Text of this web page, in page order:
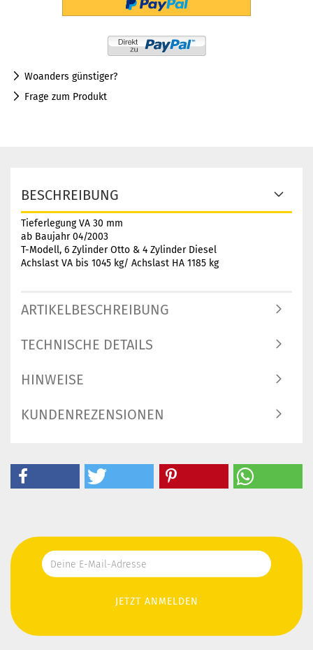
Woanders günstiger?
Frage zum Produkt
BESCHREIBUNG
Tieferlegung VA 30 mm
ab Baujahr 04/2003
T-Modell, 6 Zylinder Otto & 4 Zylinder Diesel
Achslast VA bis 1045 kg/ Achslast HA 1185 kg
ARTIKELBESCHREIBUNG
TECHNISCHE DETAILS
HINWEISE
KUNDENREZENSIONEN